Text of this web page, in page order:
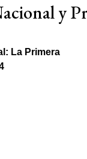
y
La Primera